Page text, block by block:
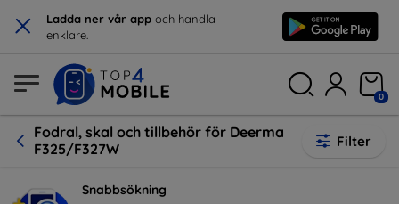
× Ladda ner vår app och handla
enklare.
0
Fodral, skal och tillbehör för Deerma
F325/F327W
Filter
Snabbsökning